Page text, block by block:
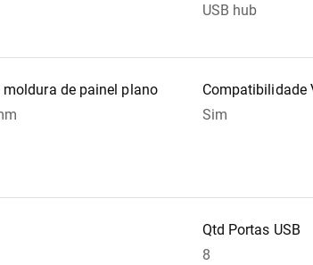
USB hub
moldura de painel plano
Compatibilidade
Sim
Qtd Portas USB
8